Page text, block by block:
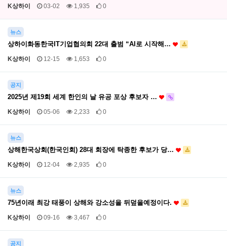
K상하이 03-02 1,935 0
뉴스
상하이화동한국IT기업협의회 22대 출범 “AI로 시작해…
K상하이 12-15 1,653 0
공지
2025년 제19회 세계 한인의 날 유공 포상 후보자 …
K상하이 05-06 2,233 0
뉴스
상해한국상회(한국인회) 28대 회장에 탁종한 후보가 당…
K상하이 12-04 2,935 0
뉴스
75년이래 최강 태풍이 상해와 강소성을 뒤덮을예정이다.
K상하이 09-16 3,467 0
공지